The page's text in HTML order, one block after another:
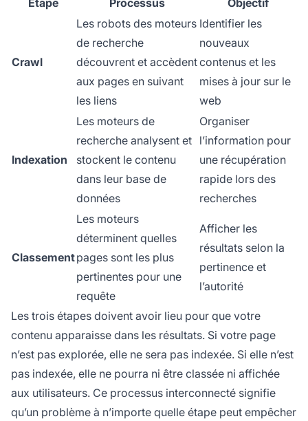
Crawl
Les robots des moteurs
de recherche
découvrent et accèdent
aux pages en suivant
les liens
Identifier les
nouveaux
contenus et les
mises à jour sur le
web
Indexation
Les moteurs de
recherche analysent et
stockent le contenu
dans leur base de
données
Organiser
l’information pour
une récupération
rapide lors des
recherches
Classement
Les moteurs
déterminent quelles
pages sont les plus
pertinentes pour une
requête
Afficher les
résultats selon la
pertinence et
l’autorité
Les trois étapes doivent avoir lieu pour que votre
contenu apparaisse dans les résultats. Si votre page
n’est pas explorée, elle ne sera pas indexée. Si elle n’est
pas indexée, elle ne pourra ni être classée ni affichée
aux utilisateurs. Ce processus interconnecté signifie
qu’un problème à n’importe quelle étape peut empêcher